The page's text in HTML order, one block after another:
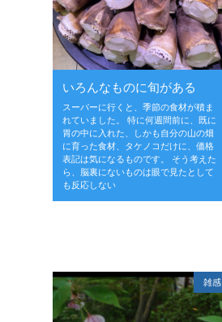
いろんなものに旬がある
スーパーに行くと、季節の食材が積ま
れていました。 特に何週間前に、既に
胃の中に入れた、しかも自分の山の畑
に育った食材、タケノコだけに、価格
表記は気になるものです。 そう考えた
ら、脳裏にないものは眼で見たとして
も反応しない
雑感